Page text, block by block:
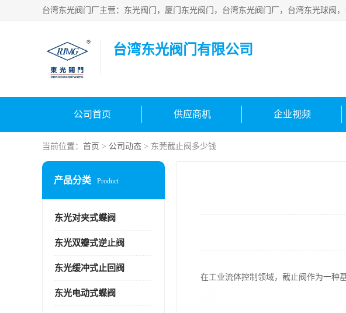
台湾东光阀门有限公司
公司首页 供应商机 企业视频
当前位置： 首页 > 公司动态 > 东莞截止阀多少钱
产品分类 Product
东光对夹式蝶阀
东光双瓣式逆止阀
东光缓冲式止回阀
东光电动式蝶阀
在工业流体控制领域，截止阀作为一种